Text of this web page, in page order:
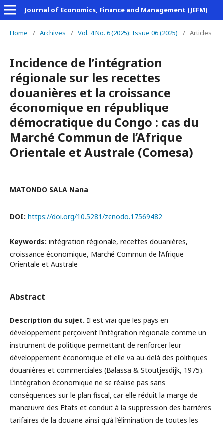
Journal of Economics, Finance and Management (JEFM)
Home / Archives / Vol. 4 No. 6 (2025): Issue 06 (2025) / Articles
Incidence de l’intégration
régionale sur les recettes
douanières et la croissance
économique en république
démocratique du Congo : cas du
Marché Commun de l’Afrique
Orientale et Australe (Comesa)
MATONDO SALA Nana
DOI: https://doi.org/10.5281/zenodo.17569482
Keywords: intégration régionale, recettes douanières,
croissance économique, Marché Commun de l’Afrique
Orientale et Australe
Abstract
Description du sujet. Il est vrai que les pays en
développement perçoivent l’intégration régionale comme un
instrument de politique permettant de renforcer leur
développement économique et elle va au-delà des politiques
douanières et commerciales (Balassa & Stoutjesdijk, 1975).
L’intégration économique ne se réalise pas sans
conséquences sur le plan fiscal, car elle réduit la marge de
manœuvre des Etats et conduit à la suppression des barrières
tarifaires de la douane ainsi qu’à l’élimination de toutes les